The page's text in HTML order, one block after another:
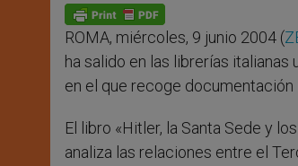
p
p
g
e
r
o
k
ROMA, miércoles, 9 junio 2004 (
ha salido en las librerías italianas
en el que recoge documentación
El libro «Hitler, la Santa Sede y
analiza las relaciones entre el